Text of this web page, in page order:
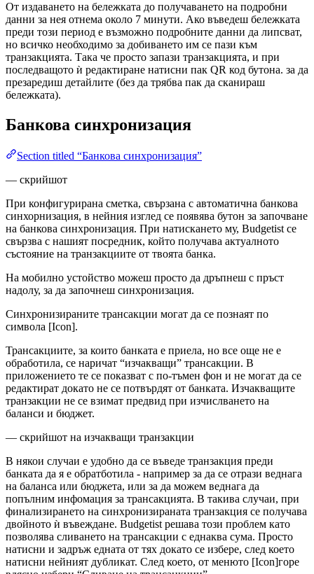
От издаването на бележката до получаването на подробни
данни за нея отнема около 7 минути. Ако въведеш бележката
преди този период е възможно подробните данни да липсват,
но всичко необходимо за добиването им се пази към
транзакцията. Така че просто запази транзакцията, и при
последващото ѝ редактиране натисни пак QR код бутона. за да
презаредиш детайлите (без да трябва пак да сканираш
бележката).
Банкова синхронизация
Section titled “Банкова синхронизация”
— скрийшот
При конфигурирана сметка, свързана с автоматична банкова
синхорнизация, в нейния изглед се появява бутон за започване
на банкова синхронизация. При натискането му, Budgetist се
свързва с нашият посредник, който получава актуалното
състояние на транзакциите от твоята банка.
На мобилно устойство можеш просто да дръпнеш с пръст
надолу, за да започнеш синхронизация.
Синхронизираните трансакции могат да се познаят по
символа [Icon].
Трансакциите, за които банката е приела, но все още не е
обработила, се наричат “изчакващи” трансакции. В
приложението те се показват с по-тъмен фон и не могат да се
редактират докато не се потвърдят от банката. Изчакващите
транзакции не се взимат предвид при изчислването на
баланси и бюджет.
— скрийшот на изчакващи транзакции
В някои случаи е удобно да се въведе транзакция преди
банката да я е обратботила - например за да се отрази веднага
на баланса или бюджета, или за да можем веднага да
попълним инфомация за трансакцията. В такива случаи, при
финализирането на синхронизираната транзакция се получава
двойното ѝ въвеждане. Budgetist решава този проблем като
позволява сливането на трансакции с еднаква сума. Просто
натисни и задръж едната от тях докато се избере, след което
натисни нейният дубликат. След което, от менюто [Icon]горе